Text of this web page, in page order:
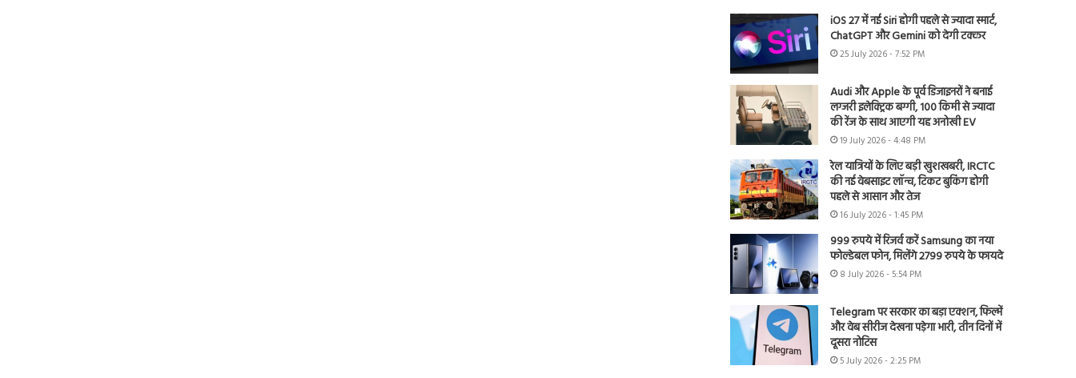
iOS 27 में नई Siri होगी पहले से ज्यादा स्मार्ट,
ChatGPT और Gemini को देगी टक्कर
25 July 2026 - 7:52 PM
Audi और Apple के पूर्व डिजाइनरों ने बनाई
लग्जरी इलेक्ट्रिक बग्गी, 100 किमी से ज्यादा
की रेंज के साथ आएगी यह अनोखी EV
19 July 2026 - 4:48 PM
रेल यात्रियों के लिए बड़ी खुशखबरी, IRCTC
की नई वेबसाइट लॉन्च, टिकट बुकिंग होगी
पहले से आसान और तेज
16 July 2026 - 1:45 PM
999 रुपये में रिजर्व करें Samsung का नया
फोल्डेबल फोन, मिलेंगे 2799 रुपये के फायदे
8 July 2026 - 5:54 PM
Telegram पर सरकार का बड़ा एक्शन, फिल्में
और वेब सीरीज देखना पड़ेगा भारी, तीन दिनों में
दूसरा नोटिस
5 July 2026 - 2:25 PM